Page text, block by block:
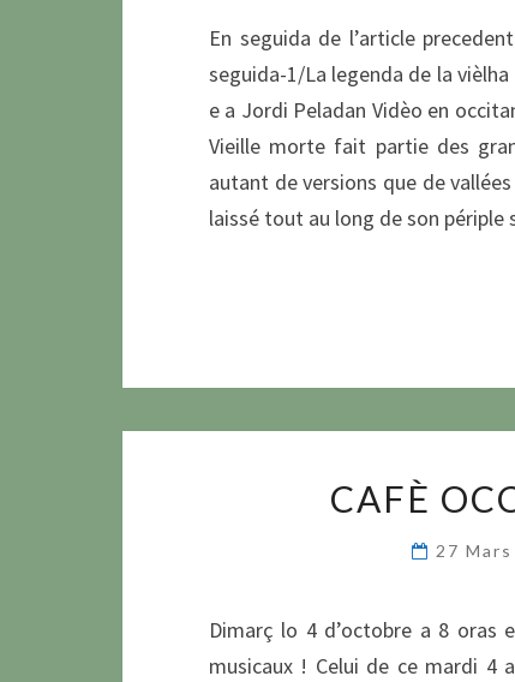
En seguida de l’article
seguida-1/La legenda de la
e a Jordi Peladan Vidèo en
Vieille morte fait partie des
autant de versions que de
laissé tout au long de son
CAFÈ
27
Dimarç lo 4 d’octobre a 8 oras
musicaux ! Celui de ce mardi 4